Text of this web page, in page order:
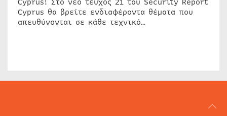
Cyprus θα βρείτε ενδιαφέροντα θέματα που
απευθύνονται σε κάθε τεχνικό…